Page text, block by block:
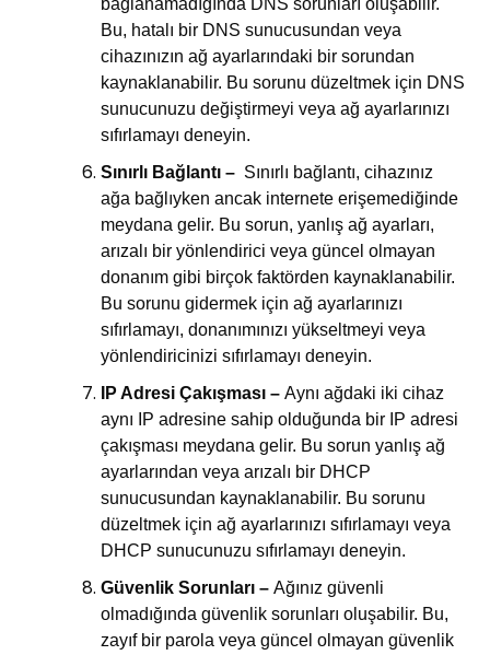
Bu, hatalı bir DNS sunucusundan veya
cihazınızın ağ ayarlarındaki bir sorundan
kaynaklanabilir. Bu sorunu düzeltmek için DNS
sunucunuzu değiştirmeyi veya ağ ayarlarınızı
sıfırlamayı deneyin.
Sınırlı Bağlantı – Sınırlı bağlantı, cihazınız
ağa bağlıyken ancak internete erişemediğinde
meydana gelir. Bu sorun, yanlış ağ ayarları,
arızalı bir yönlendirici veya güncel olmayan
donanım gibi birçok faktörden kaynaklanabilir.
Bu sorunu gidermek için ağ ayarlarınızı
sıfırlamayı, donanımınızı yükseltmeyi veya
yönlendiricinizi sıfırlamayı deneyin.
IP Adresi Çakışması – Aynı ağdaki iki cihaz
aynı IP adresine sahip olduğunda bir IP adresi
çakışması meydana gelir. Bu sorun yanlış ağ
ayarlarından veya arızalı bir DHCP
sunucusundan kaynaklanabilir. Bu sorunu
düzeltmek için ağ ayarlarınızı sıfırlamayı veya
DHCP sunucunuzu sıfırlamayı deneyin.
Güvenlik Sorunları – Ağınız güvenli
olmadığında güvenlik sorunları oluşabilir. Bu,
zayıf bir parola veya güncel olmayan güvenlik